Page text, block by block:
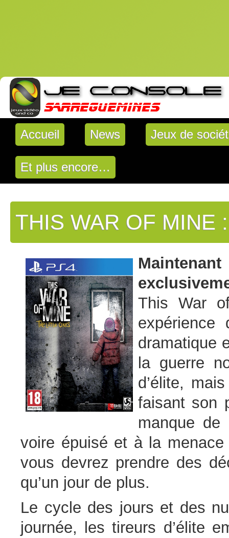
Accueil News Jeux de
Et plus encore…
THIS WAR OF MINE
This War
expérience
dramatique
la guerre
d’élite,
faisant son
manque
voire épuisé et à la
vous devrez prendre des
qu’un jour de plus.
Le cycle des jours et des
journée, les tireurs d’élite